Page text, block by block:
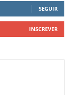
SEGUIR
INSCREVER